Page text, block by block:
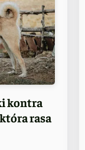
kontra
rasa